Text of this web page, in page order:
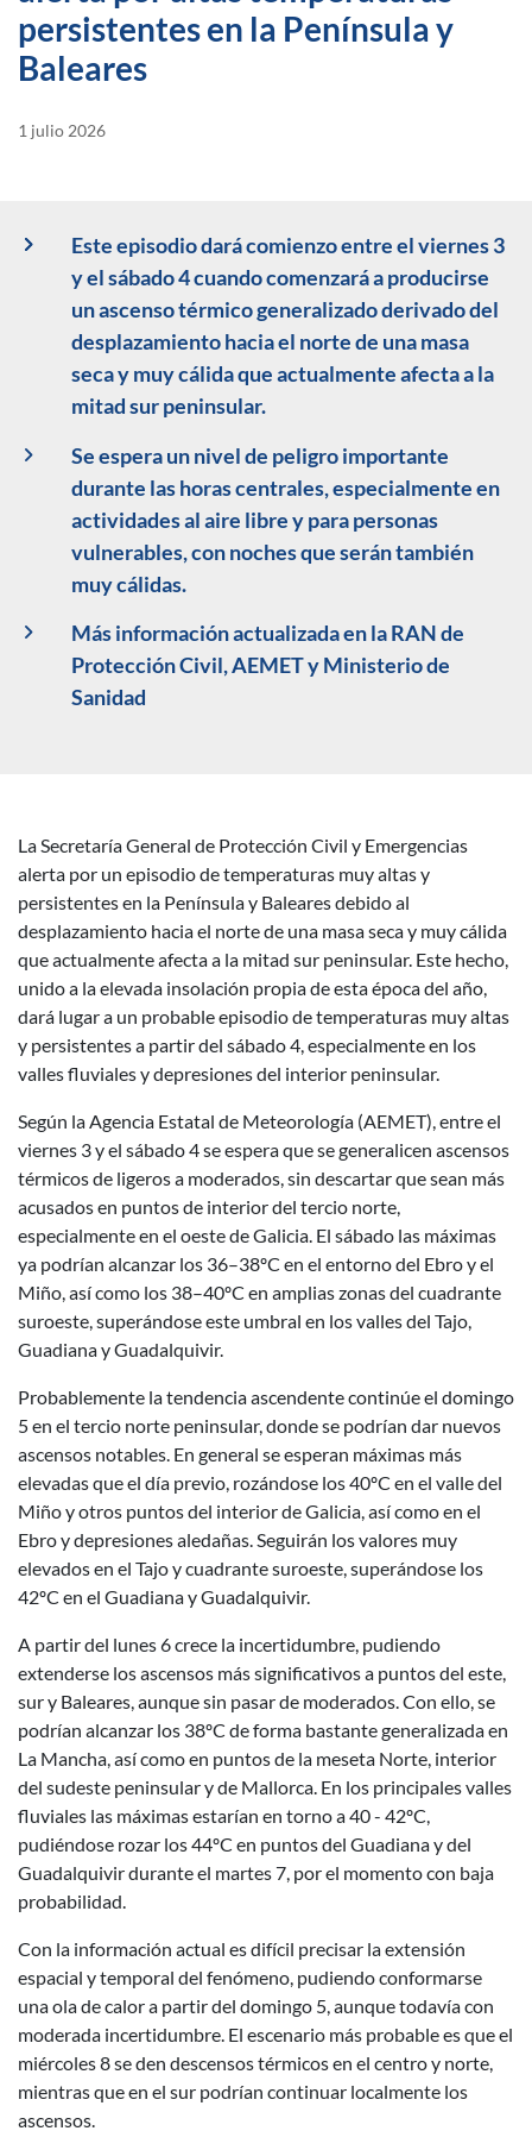
persistentes en la Península y
Baleares
1 julio 2026
Este episodio dará comienzo entre el viernes 3
y el sábado 4 cuando comenzará a producirse
un ascenso térmico generalizado derivado del
desplazamiento hacia el norte de una masa
seca y muy cálida que actualmente afecta a la
mitad sur peninsular.
Se espera un nivel de peligro importante
durante las horas centrales, especialmente en
actividades al aire libre y para personas
vulnerables, con noches que serán también
muy cálidas.
Más información actualizada en la RAN de
Protección Civil, AEMET y Ministerio de
Sanidad
Descripción noticia
La Secretaría General de Protección Civil y Emergencias
alerta por un episodio de temperaturas muy altas y
persistentes en la Península y Baleares debido al
desplazamiento hacia el norte de una masa seca y muy cálida
que actualmente afecta a la mitad sur peninsular. Este hecho,
unido a la elevada insolación propia de esta época del año,
dará lugar a un probable episodio de temperaturas muy altas
y persistentes a partir del sábado 4, especialmente en los
valles fluviales y depresiones del interior peninsular.
Según la Agencia Estatal de Meteorología (AEMET), entre el
viernes 3 y el sábado 4 se espera que se generalicen ascensos
térmicos de ligeros a moderados, sin descartar que sean más
acusados en puntos de interior del tercio norte,
especialmente en el oeste de Galicia. El sábado las máximas
ya podrían alcanzar los 36–38ºC en el entorno del Ebro y el
Miño, así como los 38–40ºC en amplias zonas del cuadrante
suroeste, superándose este umbral en los valles del Tajo,
Guadiana y Guadalquivir.
Probablemente la tendencia ascendente continúe el domingo
5 en el tercio norte peninsular, donde se podrían dar nuevos
ascensos notables. En general se esperan máximas más
elevadas que el día previo, rozándose los 40ºC en el valle del
Miño y otros puntos del interior de Galicia, así como en el
Ebro y depresiones aledañas. Seguirán los valores muy
elevados en el Tajo y cuadrante suroeste, superándose los
42ºC en el Guadiana y Guadalquivir.
A partir del lunes 6 crece la incertidumbre, pudiendo
extenderse los ascensos más significativos a puntos del este,
sur y Baleares, aunque sin pasar de moderados. Con ello, se
podrían alcanzar los 38ºC de forma bastante generalizada en
La Mancha, así como en puntos de la meseta Norte, interior
del sudeste peninsular y de Mallorca. En los principales valles
fluviales las máximas estarían en torno a 40 - 42ºC,
pudiéndose rozar los 44ºC en puntos del Guadiana y del
Guadalquivir durante el martes 7, por el momento con baja
probabilidad.
Con la información actual es difícil precisar la extensión
espacial y temporal del fenómeno, pudiendo conformarse
una ola de calor a partir del domingo 5, aunque todavía con
moderada incertidumbre. El escenario más probable es que el
miércoles 8 se den descensos térmicos en el centro y norte,
mientras que en el sur podrían continuar localmente los
ascensos.